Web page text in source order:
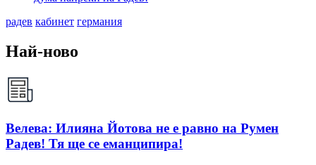
радев кабинет германия
Най-ново
Велева: Илияна Йотова не е равно на Румен
Радев! Тя ще се еманципира!